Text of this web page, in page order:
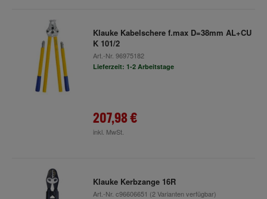
Klauke Kabelschere f.max D=38mm AL+CU
K 101/2
Art.-Nr. 96975182
Lieferzeit: 1-2 Arbeitstage
207,98 €
inkl. MwSt.
Klauke Kerbzange 16R
Art.-Nr. c96606651 (2 Varianten verfügbar)